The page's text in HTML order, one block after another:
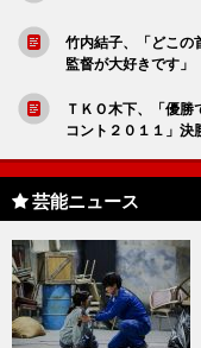
竹内結子、「どこ
監督が大好きです」
ＴＫＯ木下、「優
コント２０１１」決
芸能ニュース